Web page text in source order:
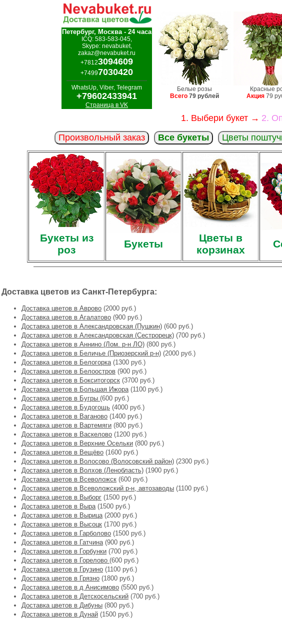
Петербург, Москва - 24 часа
ICQ: 583-583-045,
Skype: nevabuket,
zakaz@nevabuket.ru
+78123094609
+74997030420
WhatsUp, Viber, Telegram
+79602433941
Страница в VK
Белые розы
Всего 79 рублей
Красные
Акция 79
1. Выбери букет → 2.
Произвольный заказ
Все букеты Цветы
Букеты из
роз
Букеты
Цветы в
корзинах
Доставка цветов из Санкт-Петербурга:
Доставка цветов в Аврово (2000 руб.)
Доставка цветов в Агалатово (900 руб.)
Доставка цветов в Александровская (Пушкин) (600 руб.)
Доставка цветов в Александровская (Сестрорецк) (700 руб.)
Доставка цветов в Аннино (Лом. р-н ЛО) (800 руб.)
Доставка цветов в Беличье (Приозерский р-н) (2000 руб.)
Доставка цветов в Белогорка(1300 руб.)
Доставка цветов в Белоостров (900 руб.)
Доставка цветов в Бокситогорск (3700 руб.)
Доставка цветов в Большая Ижора(1100 руб.)
Доставка цветов в Бугры (600 руб.)
Доставка цветов в Будогощь (4000 руб.)
Доставка цветов в Ваганово (1400 руб.)
Доставка цветов в Вартемяги (800 руб.)
Доставка цветов в Васкелово (1200 руб.)
Доставка цветов в Верхние Осельки (800 руб.)
Доставка цветов в Вещёво (1600 руб.)
Доставка цветов в Волосово (Волосовский район) (2300 руб.)
Доставка цветов в Волхов (Ленобласть) (1900 руб.)
Доставка цветов в Всеволожск (600 руб.)
Доставка цветов в Всеволожский р-н, автозаводы (1100 руб.)
Доставка цветов в Выборг (1500 руб.)
Доставка цветов в Выра(1500 руб.)
Доставка цветов в Вырица(2000 руб.)
Доставка цветов в Высоцк (1700 руб.)
Доставка цветов в Гарболово (1500 руб.)
Доставка цветов в Гатчина(900 руб.)
Доставка цветов в Горбунки (700 руб.)
Доставка цветов в Горелово (600 руб.)
Доставка цветов в Грузино (1100 руб.)
Доставка цветов в Грязно (1800 руб.)
Доставка цветов в д Анисимово (5500 руб.)
Доставка цветов в Детскосельский (700 руб.)
Доставка цветов в Дибуны (800 руб.)
Доставка цветов в Дунай (1500 руб.)